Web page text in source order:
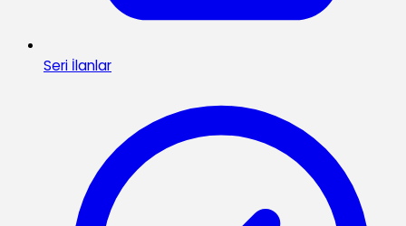
Seri İlanlar